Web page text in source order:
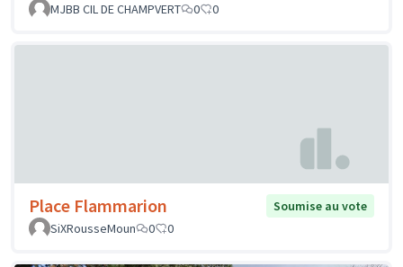
MJBB CIL DE CHAMPVERT
0 0
Place Flammarion
Soumise au vote
SiXRousseMoun
0 0